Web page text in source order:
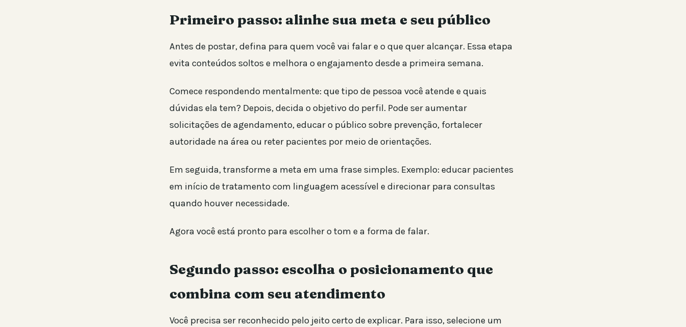
Primeiro passo: alinhe sua meta e seu público
Antes de postar, defina para quem você vai falar e o que quer alcançar. Essa etapa
evita conteúdos soltos e melhora o engajamento desde a primeira semana.
Comece respondendo mentalmente: que tipo de pessoa você atende e quais
dúvidas ela tem? Depois, decida o objetivo do perfil. Pode ser aumentar
solicitações de agendamento, educar o público sobre prevenção, fortalecer
autoridade na área ou reter pacientes por meio de orientações.
Em seguida, transforme a meta em uma frase simples. Exemplo: educar pacientes
em início de tratamento com linguagem acessível e direcionar para consultas
quando houver necessidade.
Agora você está pronto para escolher o tom e a forma de falar.
Segundo passo: escolha o posicionamento que
combina com seu atendimento
Você precisa ser reconhecido pelo jeito certo de explicar. Para isso, selecione um